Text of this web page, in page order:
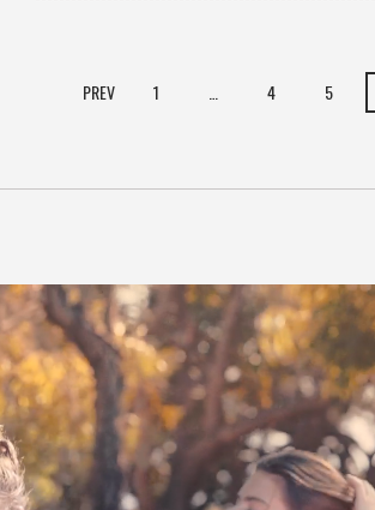
PREV 1 … 4 5